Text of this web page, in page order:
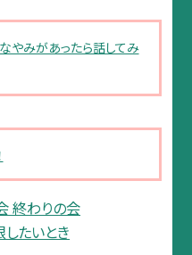
みがあったら話してみ
終わりの会
たいとき